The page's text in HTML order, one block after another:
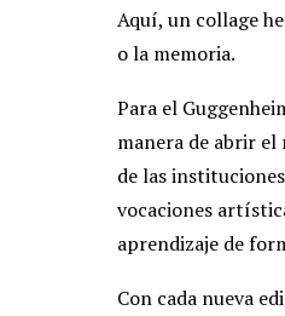
Aquí, un collage
o la memoria.
Para el
manera de abrir
de las
vocaciones
aprendizaje de
Con cada nueva